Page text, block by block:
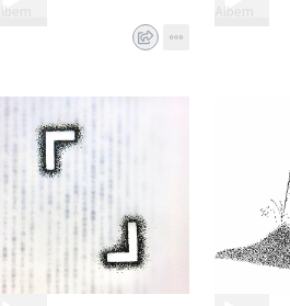
Albem Albem